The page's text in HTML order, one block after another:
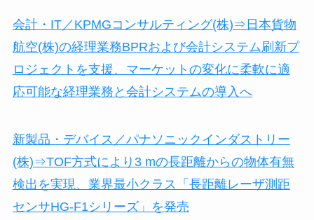
会計・IT／KPMGコンサルティング(株)⇒日本貨物
航空(株)の経理業務BPRおよび会計システム刷新プ
ロジェクトを支援、マーケットの変化に柔軟に適
応可能な経理業務と会計システムの導入へ
新製品・デバイス／パナソニックインダストリー
(株)⇒TOF方式により3 mの長距離からの物体有無
検出を実現、業界最小クラス「長距離レーザ測距
センサHG-F1シリーズ」を発売